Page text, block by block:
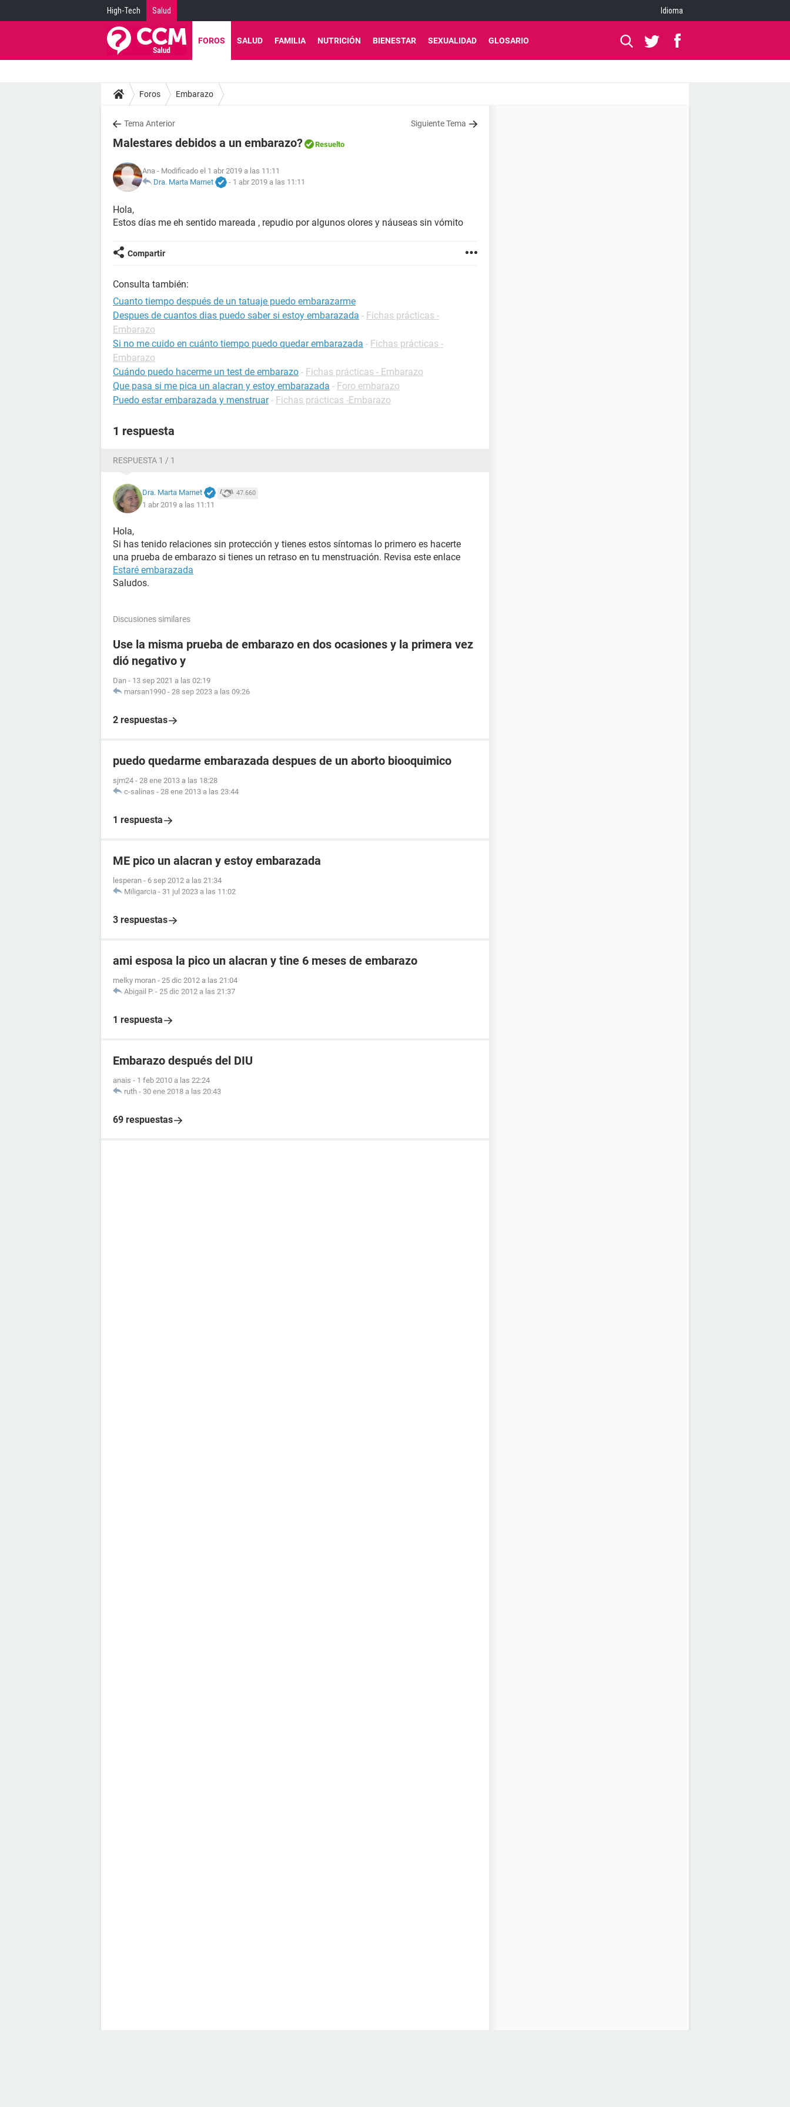
High-Tech Salud Idioma
FOROS SALUD FAMILIA NUTRICIÓN BIENESTAR SEXUALIDAD GLOSARIO
Foros Embarazo
Tema Anterior Siguiente Tema
Malestares debidos a un embarazo? Resuelto
Ana - Modificado el 1 abr 2019 a las 11:11
Dra. Marta Marnet
- 1 abr 2019 a las 11:11
Hola,
Estos días me eh sentido mareada , repudio por algunos olores y náuseas sin vómito
Compartir
Consulta también:
Cuanto tiempo después de un tatuaje puedo embarazarme
Despues de cuantos dias puedo saber si estoy embarazada - Fichas prácticas -
Embarazo
Si no me cuido en cuánto tiempo puedo quedar embarazada - Fichas prácticas -
Embarazo
Cuándo puedo hacerme un test de embarazo - Fichas prácticas - Embarazo
Que pasa si me pica un alacran y estoy embarazada - Foro embarazo
Puedo estar embarazada y menstruar - Fichas prácticas -Embarazo
1 respuesta
RESPUESTA 1 / 1
Dra. Marta Marnet 47.660
1 abr 2019 a las 11:11
Hola,
Si has tenido relaciones sin protección y tienes estos síntomas lo primero es hacerte
una prueba de embarazo si tienes un retraso en tu menstruación. Revisa este enlace
Estaré embarazada
Saludos.
Discusiones similares
Use la misma prueba de embarazo en dos ocasiones y la primera vez
dió negativo y
Dan - 13 sep 2021 a las 02:19
marsan1990 - 28 sep 2023 a las 09:26
2 respuestas
puedo quedarme embarazada despues de un aborto biooquimico
sjm24 - 28 ene 2013 a las 18:28
c-salinas - 28 ene 2013 a las 23:44
1 respuesta
ME pico un alacran y estoy embarazada
lesperan - 6 sep 2012 a las 21:34
Miligarcia - 31 jul 2023 a las 11:02
3 respuestas
ami esposa la pico un alacran y tine 6 meses de embarazo
melky moran - 25 dic 2012 a las 21:04
Abigail P. - 25 dic 2012 a las 21:37
1 respuesta
Embarazo después del DIU
anais - 1 feb 2010 a las 22:24
ruth - 30 ene 2018 a las 20:43
69 respuestas